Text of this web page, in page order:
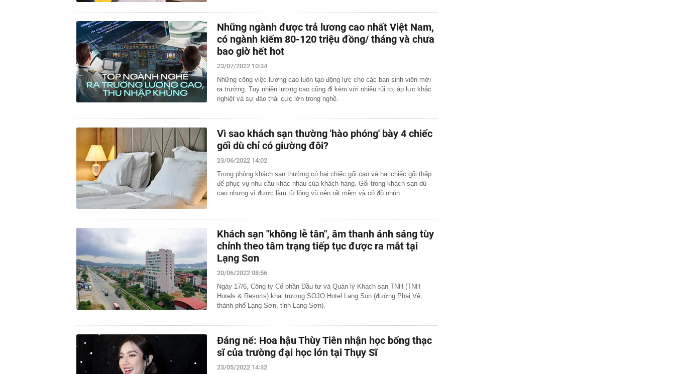
Những ngành được trả lương cao nhất Việt Nam,
có ngành kiếm 80-120 triệu đồng/ tháng và chưa
bao giờ hết hot
23/07/2022 10:34
Những công việc lương cao luôn tạo động lực cho các bạn sinh viên mới
ra trường. Tuy nhiên lương cao cũng đi kèm với nhiều rủi ro, áp lực khắc
nghiệt và sự đào thải cực lớn trong nghề.
Vì sao khách sạn thường 'hào phóng' bày 4 chiếc
gối dù chỉ có giường đôi?
23/06/2022 14:02
Trong phòng khách sạn thường có hai chiếc gối cao và hai chiếc gối thấp
để phục vụ nhu cầu khác nhau của khách hàng. Gối trong khách sạn dù
cao nhưng vì được làm từ lông vũ nên rất mềm và có độ nhún.
Khách sạn "không lễ tân", âm thanh ánh sáng tùy
chỉnh theo tâm trạng tiếp tục được ra mắt tại
Lạng Sơn
20/06/2022 08:56
Ngày 17/6, Công ty Cổ phần Đầu tư và Quản lý Khách sạn TNH (TNH
Hotels & Resorts) khai trương SOJO Hotel Lang Son (đường Phai Vệ,
thành phố Lạng Sơn, tỉnh Lạng Sơn).
Đáng nể: Hoa hậu Thùy Tiên nhận học bổng thạc
sĩ của trường đại học lớn tại Thụy Sĩ
23/05/2022 14:32